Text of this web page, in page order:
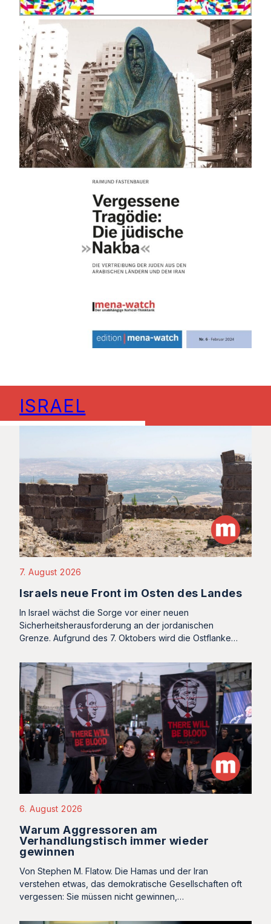
ISRAEL
7. August 2026
Israels neue Front im Osten des Landes
In Israel wächst die Sorge vor einer neuen
Sicherheitsherausforderung an der jordanischen
Grenze. Aufgrund des 7. Oktobers wird die Ostflanke…
6. August 2026
Warum Aggressoren am
Verhandlungstisch immer wieder
gewinnen
Von Stephen M. Flatow. Die Hamas und der Iran
verstehen etwas, das demokratische Gesellschaften oft
vergessen: Sie müssen nicht gewinnen,…